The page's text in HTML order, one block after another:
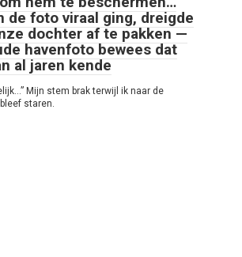
de foto viraal ging, dreigde
dochter af te pakken —
havenfoto bewees dat
al jaren kende
Mijn stem brak terwijl ik naar de
staren.